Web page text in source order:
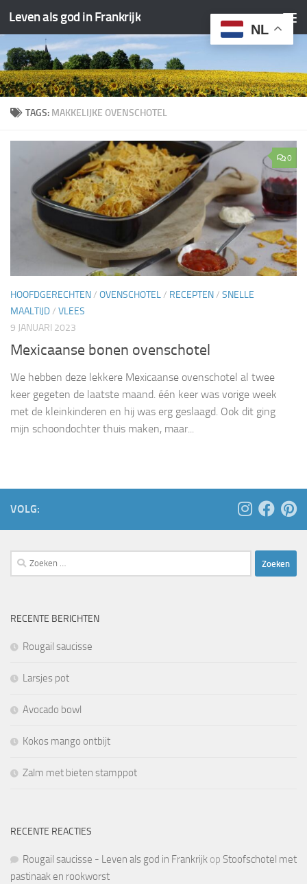
Doorgaan naar inhoud
Leven als god in Frankrijk
TAGS: MAKKELIJKE OVENSCHOTEL
0
HOOFDGERECHTEN/ OVENSCHOTEL/ RECEPTEN/ SNELLE
MAALTIJD/ VLEES
9 JANUARI 2023
Mexicaanse bonen ovenschotel
We hebben deze lekkere Mexicaanse ovenschotel al twee
keer gegeten de laatste maand. één keer was vorige week
met de kleinkinderen en hij was erg geslaagd. Ook dit ging
mijn schoondochter thuis maken, maar...
VOLG:
Zoeken
naar:
RECENTE BERICHTEN
Rougail saucisse
Larsjes pot
Avocado bowl
Kokos mango ontbijt
Zalm met bieten stamppot
RECENTE REACTIES
Rougail saucisse - Leven als god in Frankrijk op Stoofschotel met
pastinaak en rookworst
NL